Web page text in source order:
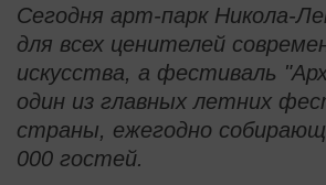
Сегодня арт-парк Никола-
для всех ценителей
искусства, а фестиваль
один из главных летних
страны, ежегодно
000 гостей.